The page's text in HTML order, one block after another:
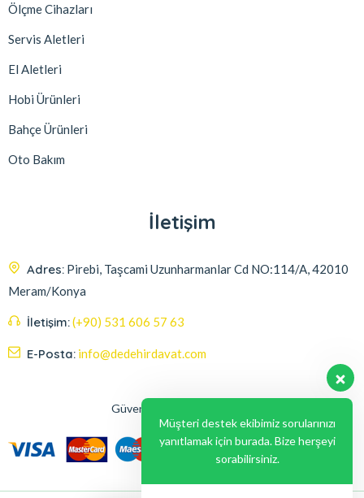
Ölçme Cihazları
Servis Aletleri
El Aletleri
Hobi Ürünleri
Bahçe Ürünleri
Oto Bakım
İletişim
Adres: Pirebi, Taşcami Uzunharmanlar Cd NO:114/A, 42010
Meram/Konya
İletişim:(+90) 531 606 57 63
E-Posta: info@dedehirdavat.com
Güvenli Ödeme Seçenekleri
Müşteri destek ekibimiz sorularınızı
yanıtlamak için burada. Bize herşeyi
sorabilirsiniz.